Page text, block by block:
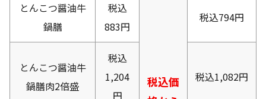
税込価
とんこつ醤油牛
鍋膳
税込
883円
税込794円
とんこつ醤油牛
鍋膳肉2倍盛
税込
1,204
円
税込1,082円